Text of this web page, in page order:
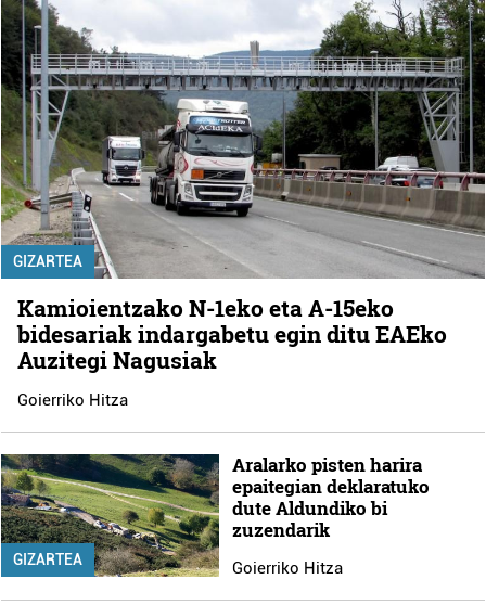
GIZARTEA
Kamioientzako N-1eko eta A-15eko
bidesariak indargabetu egin ditu EAEko
Auzitegi Nagusiak
Goierriko Hitza
GIZARTEA
Aralarko pisten harira
epaitegian deklaratuko
dute Aldundiko bi
zuzendarik
Goierriko Hitza